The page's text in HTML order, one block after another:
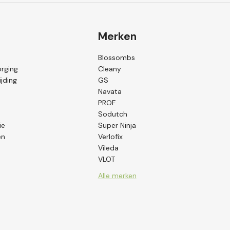
Merken
Blossombs
Cleany
GS
Navata
PROF
Sodutch
Super Ninja
Verlofix
Vileda
VLOT
Alle merken